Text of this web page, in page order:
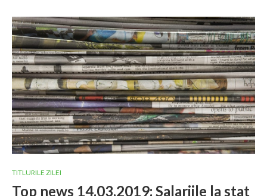
TITLURILE ZILEI
Top news 14.03.2019: Salariile la stat